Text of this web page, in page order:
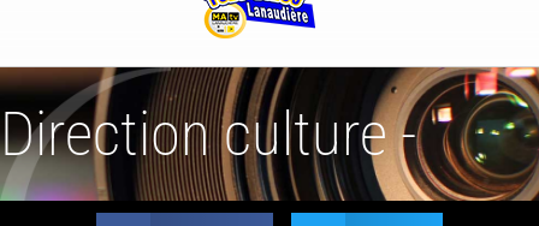
Direction culture -